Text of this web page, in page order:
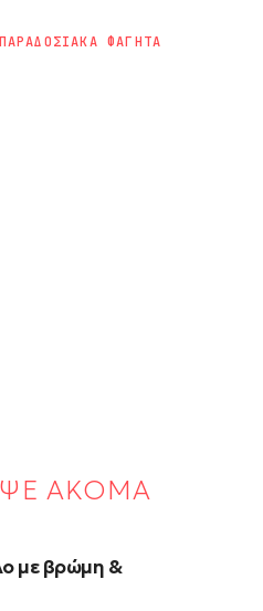
ΠΑΡΑΔΟΣΙΑΚΑ ΦΑΓΗΤΑ
ΑΚΟΜΑ
με βρώμη &